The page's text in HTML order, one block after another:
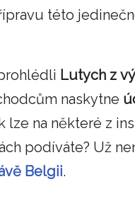
této
Lutych z
naskytne
na některé z
podíváte? Už
Belgii.